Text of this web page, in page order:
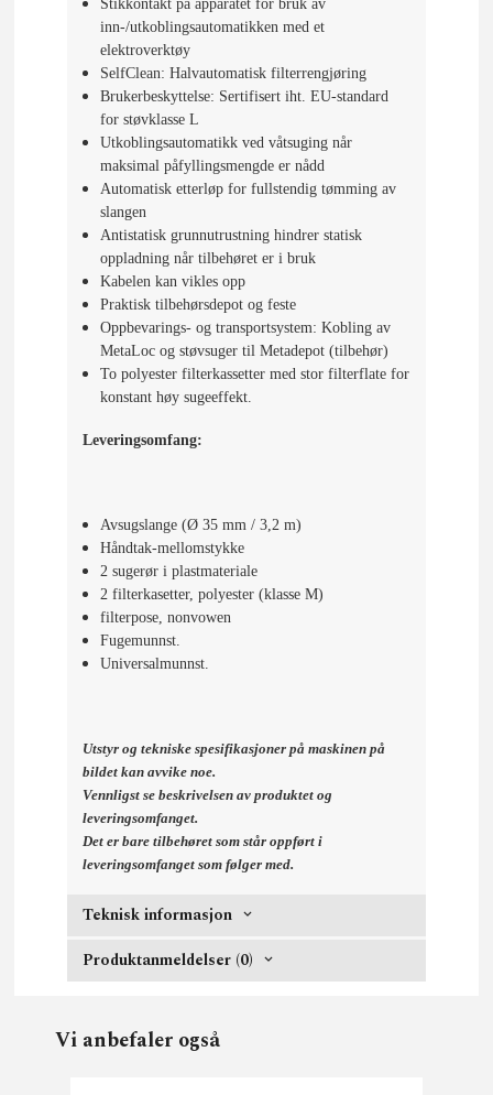
Stikkontakt på apparatet for bruk av
inn-/utkoblingsautomatikken med et
elektroverktøy
SelfClean: Halvautomatisk filterrengjøring
Brukerbeskyttelse: Sertifisert iht. EU-standard
for støvklasse L
Utkoblingsautomatikk ved våtsuging når
maksimal påfyllingsmengde er nådd
Automatisk etterløp for fullstendig tømming av
slangen
Antistatisk grunnutrustning hindrer statisk
oppladning når tilbehøret er i bruk
Kabelen kan vikles opp
Praktisk tilbehørsdepot og feste
Oppbevarings- og transportsystem: Kobling av
MetaLoc og støvsuger til Metadepot (tilbehør)
To polyester filterkassetter med stor filterflate for
konstant høy sugeeffekt.
Leveringsomfang:
Avsugslange (Ø 35 mm / 3,2 m)
Håndtak-mellomstykke
2 sugerør i plastmateriale
2 filterkasetter, polyester (klasse M)
filterpose, nonvowen
Fugemunnst.
Universalmunnst.
Utstyr og tekniske spesifikasjoner på maskinen på
bildet kan avvike noe.
Vennligst se beskrivelsen av produktet og
leveringsomfanget.
Det er bare tilbehøret som står oppført i
leveringsomfanget som følger med.
Teknisk informasjon
Produktanmeldelser (0)
Vi anbefaler også